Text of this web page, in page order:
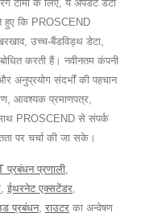
टीमों के लिए, ये अपडेट डेटा
हुए कि PROSCEND
उच्च-बैंडविड्थ डेटा,
करती हैं। नवीनतम कंपनी
अनुप्रयोग संदर्भों की पहचान
आवश्यक प्रमाणपत्र,
PROSCEND से संपर्क
पर चर्चा की जा सके।
प्रबंधन प्रणाली,
, ईथरनेट एक्सटेंडर,
प्रबंधन, राउटर का अन्वेषण